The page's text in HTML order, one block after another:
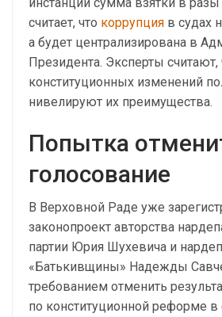
считает, что коррупция в судах
а будет централизирована в
Президента. Эксперты считают,
конституционных изменений
нивелируют их преимущества.
Попытка
голосование
В Верховной Раде уже
законопроект авторства
партии Юрия Шухевича и
«Батькивщины» Надежды
требованием отменить
по конституционной реформе в